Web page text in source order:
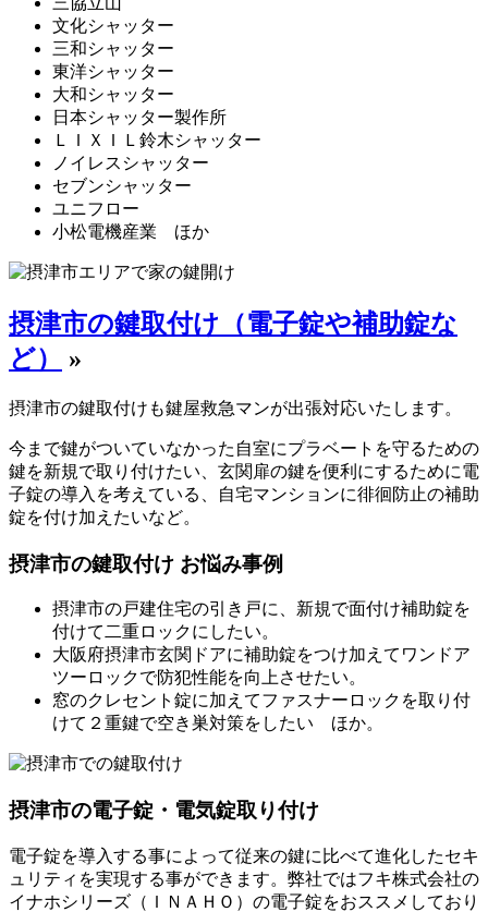
文化シャッター
三和シャッター
東洋シャッター
大和シャッター
日本シャッター製作所
ＬＩＸＩＬ鈴木シャッター
ノイレスシャッター
セブンシャッター
ユニフロー
小松電機産業 ほか
摂津市の鍵取付け（電子錠や補助錠な
ど）
»
摂津市の鍵取付けも鍵屋救急マンが出張対応いたします。
今まで鍵がついていなかった自室にプラベートを守るための
鍵を新規で取り付けたい、玄関扉の鍵を便利にするために電
子錠の導入を考えている、自宅マンションに徘徊防止の補助
錠を付け加えたいなど。
摂津市の鍵取付け お悩み事例
摂津市の戸建住宅の引き戸に、新規で面付け補助錠を
付けて二重ロックにしたい。
大阪府摂津市玄関ドアに補助錠をつけ加えてワンドア
ツーロックで防犯性能を向上させたい。
窓のクレセント錠に加えてファスナーロックを取り付
けて２重鍵で空き巣対策をしたい ほか。
摂津市の電子錠・電気錠取り付け
電子錠を導入する事によって従来の鍵に比べて進化したセキ
ュリティを実現する事ができます。弊社ではフキ株式会社の
イナホシリーズ（ＩＮＡＨＯ）の電子錠をおススメしており